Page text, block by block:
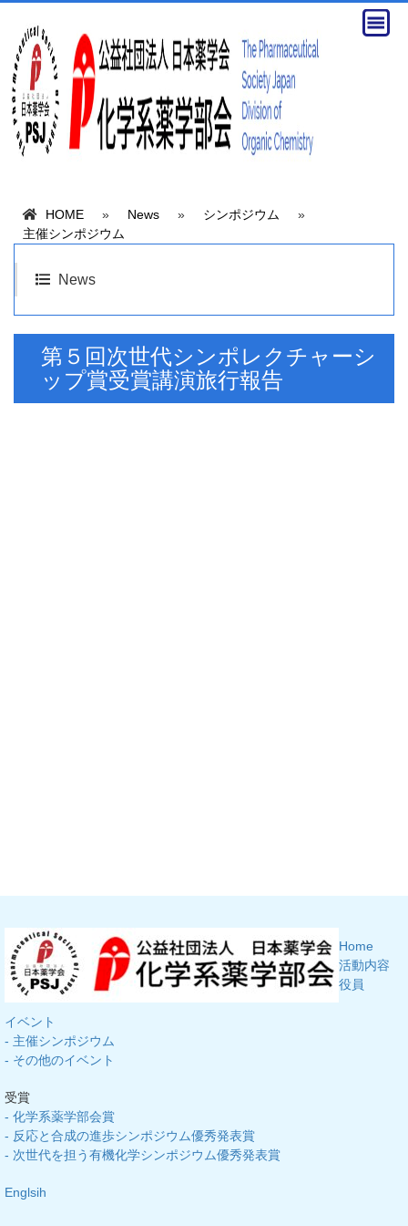
HOME » News » シンポジウム
»
主催シンポジウム
News
第５回次世代シンポレクチャーシ
ップ賞受賞講演旅行報告
Home
活動内容
役員
イベント
- 主催シンポジウム
- その他のイベント
受賞
- 化学系薬学部会賞
- 反応と合成の進歩シンポジウム優秀発表賞
- 次世代を担う有機化学シンポジウム優秀発表賞
Englsih